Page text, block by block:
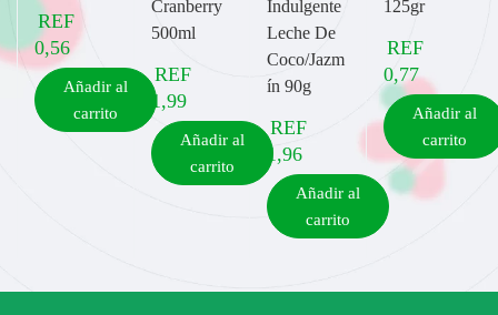
REF
0,56
Añadir al
carrito
Cranberry
500ml
REF
1,99
Añadir al
carrito
Indulgente
Leche De
Coco/Jazm
ín 90g
REF
1,96
Añadir al
carrito
125gr
REF
0,77
Añadir al
carrito